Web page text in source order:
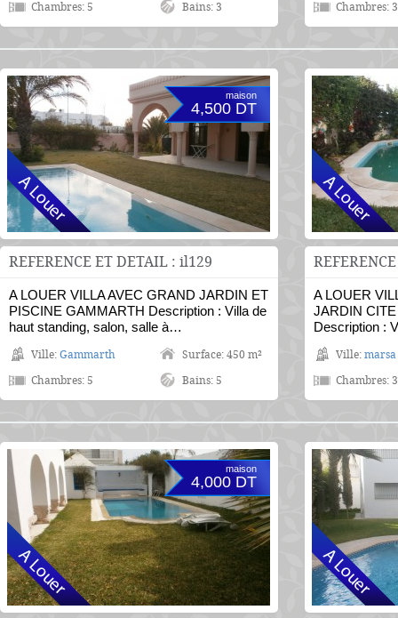
Chambres: 5 Bains: 3 Chambres: 3
maison
4,500 DT
REFERENCE ET DETAIL : il129
A LOUER VILLA AVEC GRAND JARDIN ET
PISCINE GAMMARTH Description : Villa de
haut standing, salon, salle à…
Ville: Gammarth Surface: 450 m²
Chambres: 5 Bains: 5
A LOUER
JARDIN
Description :
Ville: marsa
Chambres: 3
maison
4,000 DT